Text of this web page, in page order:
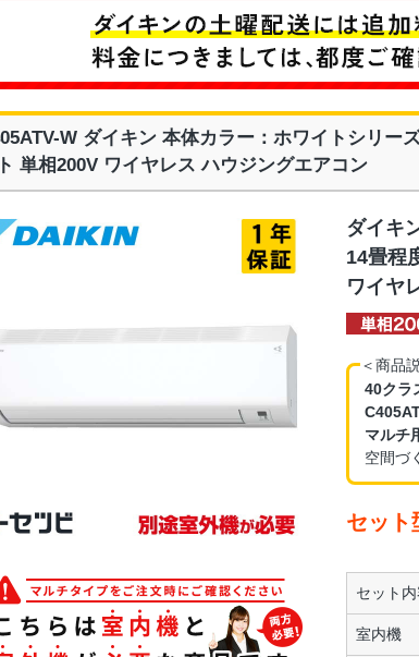
W ダイキン 本体カラー：ホワイトシリー
単相200V ワイヤレス ハウジングエアコン
ダイキ
14畳程
ワイヤ
＜商品
40クラ
マルチ
空間づ
セット
セット内
室内機